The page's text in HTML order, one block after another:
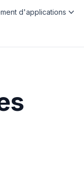
d'applications